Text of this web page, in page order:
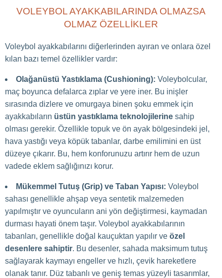
VOLEYBOL AYAKKABILARINDA OLMAZSA
OLMAZ ÖZELLIKLER
Voleybol ayakkabılarını diğerlerinden ayıran ve onlara özel
kılan bazı temel özellikler vardır:
Olağanüstü Yastıklama (Cushioning): Voleybolcular,
maç boyunca defalarca zıplar ve yere iner. Bu inişler
sırasında dizlere ve omurgaya binen şoku emmek için
ayakkabıların üstün yastıklama teknolojilerine sahip
olması gerekir. Özellikle topuk ve ön ayak bölgesindeki jel,
hava yastığı veya köpük tabanlar, darbe emilimini en üst
düzeye çıkarır. Bu, hem konforunuzu artırır hem de uzun
vadede eklem sağlığınızı korur.
Mükemmel Tutuş (Grip) ve Taban Yapısı: Voleybol
sahası genellikle ahşap veya sentetik malzemeden
yapılmıştır ve oyuncuların ani yön değiştirmesi, kaymadan
durması hayati önem taşır. Voleybol ayakkabılarının
tabanları, genellikle doğal kauçuktan yapılır ve özel
desenlere sahiptir. Bu desenler, sahada maksimum tutuş
sağlayarak kaymayı engeller ve hızlı, çevik hareketlere
olanak tanır. Düz tabanlı ve geniş temas yüzeyli tasarımlar,